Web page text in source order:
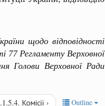
щодо відповідності
77 Регламенту Верховної
Голови Верховної Ради
Outline
Комісії ›